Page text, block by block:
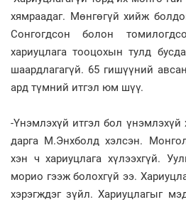
хямраадаг. Мөнгөгүй хийж
Сонгогдсон болон
хариуцлага тооцохын тулд
шаардлагагүй. 65 гишүүний
ард түмний итгэл юм шүү.
-Үнэмлэхүй итгэл бол
дарга М.Энхболд хэлсэн.
хэн ч хариуцлага хүлээхгүй.
морио гээж болохгүй ээ.
хэрэгждэг зүйл. Хариуцлагыг